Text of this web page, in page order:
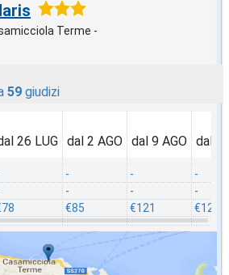
Terme -
59 giudizi
26 LUG dal 2 AGO
-
-
€85
dal 9 AGO
-
-
€121
dal
-
-
€125